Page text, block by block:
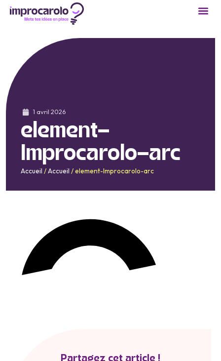
1 avril 2026
element-
Improcarolo-arc
Accueil /Accueil /element-Improcarolo-arc
Partagez cet article !